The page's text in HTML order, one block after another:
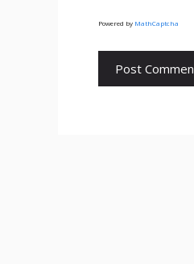
Powered by MathCaptcha